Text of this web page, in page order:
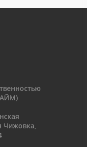
Чижовка,